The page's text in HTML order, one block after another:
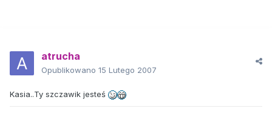
atrucha
Opublikowano 15 Lutego 2007
Kasia..Ty szczawik jesteś